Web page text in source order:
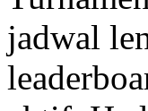
jadwal